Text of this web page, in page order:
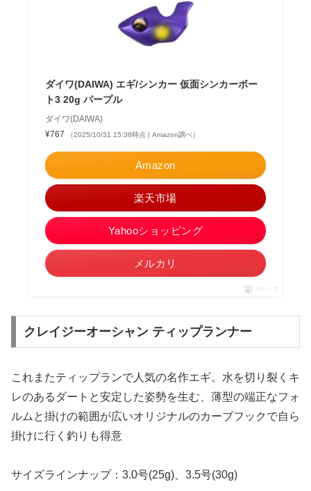
ダイワ(DAIWA) エギ/シンカー 仮面シンカーボー
ト3 20g パープル
ダイワ(DAIWA)
¥767
（2025/10/31 15:36時点 | Amazon調べ）
Amazon
楽天市場
Yahooショッピング
メルカリ
ポチップ
クレイジーオーシャン ティップランナー
これまたティップランで人気の名作エギ。水を切り裂くキ
レのあるダートと安定した姿勢を生む、薄型の端正なフォ
ルムと掛けの範囲が広いオリジナルのカーブフックで自ら
掛けに行く釣りも得意
サイズラインナップ：3.0号(25g)、3.5号(30g)